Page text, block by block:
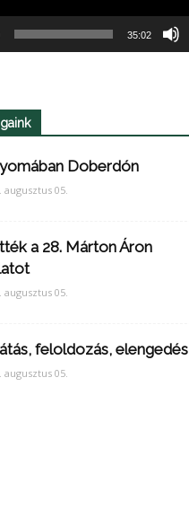
35:02
Doberdón
augusztus 05.
a 28. Márton Áron
augusztus 05.
feloldozás, elengedés
augusztus 05.